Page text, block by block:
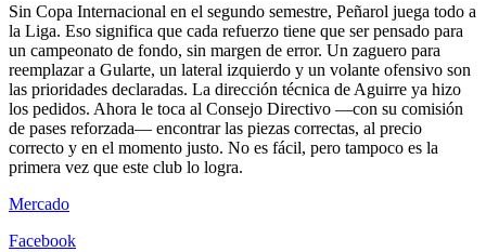
Sin Copa Internacional en el segundo semestre, Peñarol juega todo a
la Liga. Eso significa que cada refuerzo tiene que ser pensado para
un campeonato de fondo, sin margen de error. Un zaguero para
reemplazar a Gularte, un lateral izquierdo y un volante ofensivo son
las prioridades declaradas. La dirección técnica de Aguirre ya hizo
los pedidos. Ahora le toca al Consejo Directivo —con su comisión
de pases reforzada— encontrar las piezas correctas, al precio
correcto y en el momento justo. No es fácil, pero tampoco es la
primera vez que este club lo logra.
Mercado
Facebook